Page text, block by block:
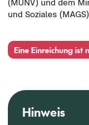
(MUNV) und dem
und So­zia­les
Eine Ein­rei­chung ist
Hin­weis